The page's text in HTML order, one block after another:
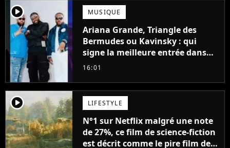
player2 MUSIQUE
Ariana Grande, Triangle des
Bermudes ou Kavinsky : qui
signe la meilleure entrée dans
les charts français cette semaine
16:01
player2 LIFESTYLE
N°1 sur Netflix malgré une note
de 27%, ce film de science-fiction
est décrit comme le pire film de